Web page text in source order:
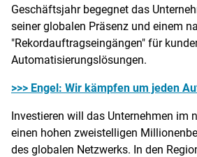
Geschäftsjahr begegnet das
seiner globalen Präsenz und einem
"Rekordauftragseingängen" für
Automatisierungslösungen.
>>> Engel: Wir kämpfen um jeden
Investieren will das Unternehmen im
einen hohen zweistelligen
des globalen Netzwerks. In den